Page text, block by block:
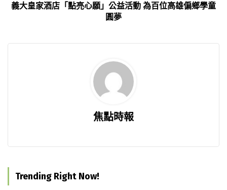
義大皇家酒店「點亮心願」公益活動 為百位高雄偏鄉學童
圓夢
焦點時報
Trending Right Now!